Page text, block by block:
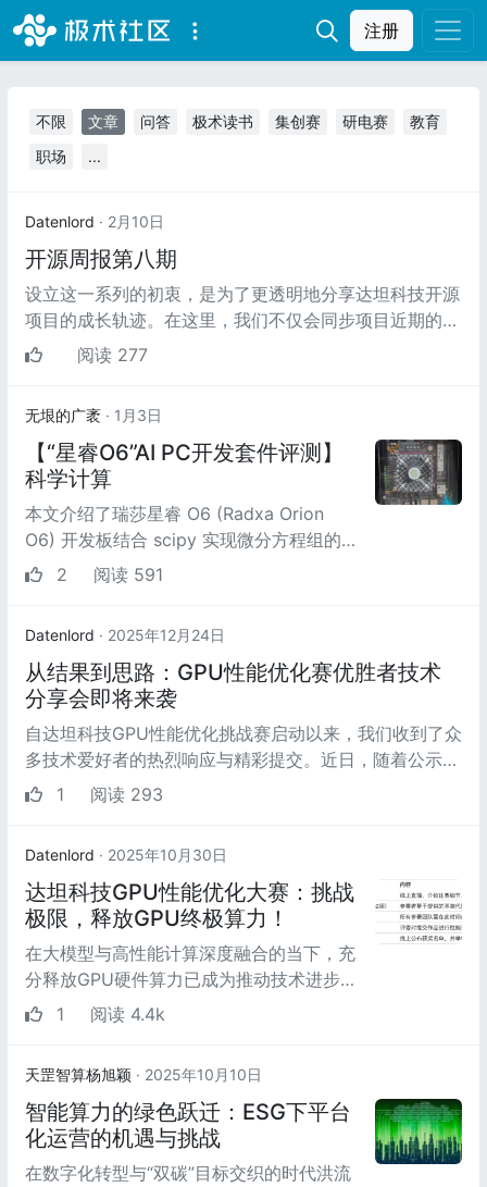
注册
不限 文章 问答 极术读书 集创赛 研电赛
教育
职场
...
Datenlord · 2月10日
开源周报第八期
设立这一系列的初衷，是为了更透明地分享达坦科技开源
项目的成长轨迹。在这里，我们不仅会同步项目近期的核
心开发进展与技术突破，更将...
阅读 277
无垠的广袤 · 1月3日
【“星睿O6”AI PC开发套件评测】
科学计算
本文介绍了瑞莎星睿 O6 (Radxa Orion
O6) 开发板结合 scipy 实现微分方程组的
数值求解的项目设计，结合具体实际物理问
2 阅读 591
Datenlord · 2025年12月24日
从结果到思路：GPU性能优化赛优胜者技术
分享会即将来袭
自达坦科技GPU性能优化挑战赛启动以来，我们收到了众
多技术爱好者的热烈响应与精彩提交。近日，随着公示期
的圆满结束，我们正式公布本次...
1 阅读 293
Datenlord · 2025年10月30日
达坦科技GPU性能优化大赛：挑战
极限，释放GPU终极算力！
在大模型与高性能计算深度融合的当下，充
分释放GPU硬件算力已成为推动技术进步的
关键环节。为探索GPU性能优化的前沿技
1 阅读 4.4k
天罡智算杨旭颖 · 2025年10月10日
智能算力的绿色跃迁：ESG下平台
化运营的机遇与挑战
在数字化转型与“双碳”目标交织的时代洪流